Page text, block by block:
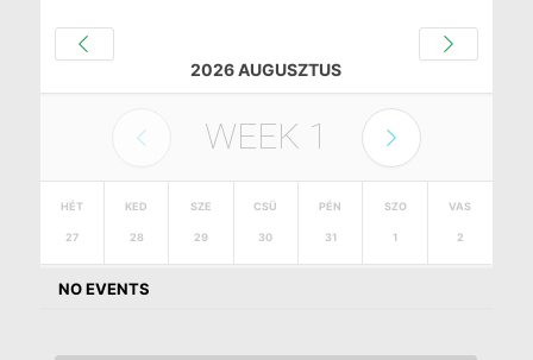
2026 AUGUSZTUS
WEEK 1
HÉT
27
KED
28
SZE
29
CSÜ
30
PÉN
31
SZO
1
VAS
2
NO EVENTS